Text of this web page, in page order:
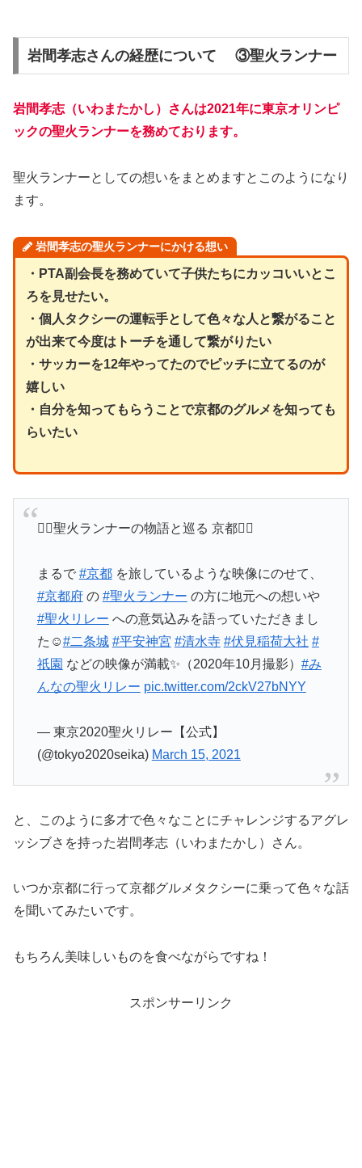
岩間孝志さんの経歴について ③聖火ランナー
岩間孝志（いわまたかし）さんは2021年に東京オリンピ
ックの聖火ランナーを務めております。
聖火ランナーとしての想いをまとめますとこのようになり
ます。
岩間孝志の聖火ランナーにかける想い
・PTA副会長を務めていて子供たちにカッコいいとこ
ろを見せたい。
・個人タクシーの運転手として色々な人と繋がること
が出来て今度はトーチを通して繋がりたい
・サッカーを12年やってたのでピッチに立てるのが
嬉しい
・自分を知ってもらうことで京都のグルメを知っても
らいたい
🏃‍♀️聖火ランナーの物語と巡る 京都🏃‍♂️
まるで #京都を旅しているような映像にのせて、
#京都府の #聖火ランナー の方に地元への想いや
#聖火リレー への意気込みを語っていただきまし
た☺️#二条城 #平安神宮 #清水寺 #伏見稲荷大社 #
祇園 などの映像が満載✨（2020年10月撮影） #み
んなの聖火リレー pic.twitter.com/2ckV27bNYY
— 東京2020聖火リレー【公式】
(@tokyo2020seika) March 15, 2021
と、このように多才で色々なことにチャレンジするアグレ
ッシブさを持った岩間孝志（いわまたかし）さん。
いつか京都に行って京都グルメタクシーに乗って色々な話
を聞いてみたいです。
もちろん美味しいものを食べながらですね！
スポンサーリンク